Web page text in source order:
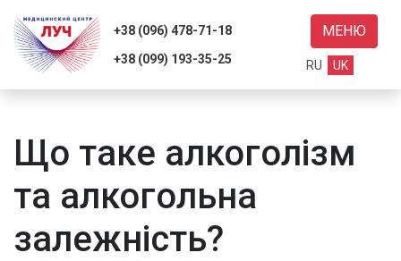
+38 (096) 478-71-18
+38 (099) 193-35-25
МЕНЮ
RU UK
Що таке алкоголізм
та алкогольна
залежність?